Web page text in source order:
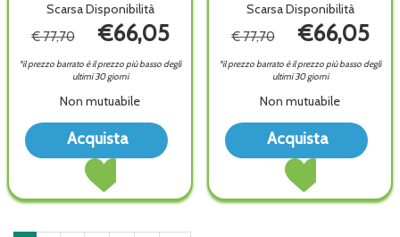
Scarsa Disponibilità
€ 77,70 €66,05
*il prezzo barrato è il prezzo più basso degli
ultimi 30 giorni
Non mutuabile
Acquista
Acquista MALLEOTRAIN
SX
carrello
Acquista MALLEOTRAIN
4 alla
wishlist
Scarsa Disponibilità
€ 77,70 €66,05
*il prezzo barrato è il prezzo più basso degli
ultimi 30 giorni
Non mutuabile
Acquista
Acquista
SX
5